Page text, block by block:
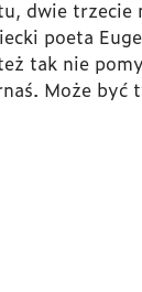
dwie
poeta
tak nie
Może być